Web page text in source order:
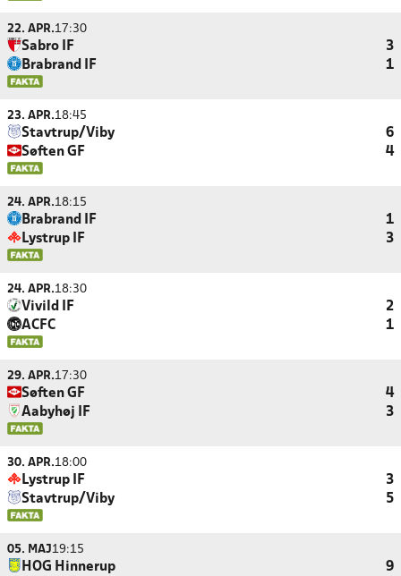
22. APR.17:30
Sabro IF
3
Brabrand IF
1
23. APR.18:45
Stavtrup/Viby
6
Søften GF
4
24. APR.18:15
Brabrand IF
1
Lystrup IF
3
24. APR.18:30
Vivild IF
2
ACFC
1
29. APR.17:30
Søften GF
4
Aabyhøj IF
3
30. APR.18:00
Lystrup IF
3
Stavtrup/Viby
5
05. MAJ19:15
HOG Hinnerup
9